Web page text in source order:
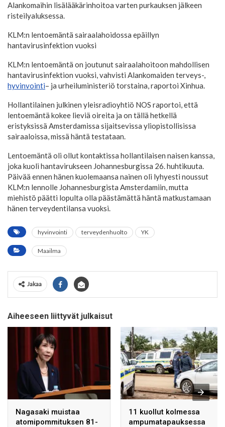
Alankomaihin lisälääkärinhoitoa varten purkauksen jälkeen
risteilyaluksessa.
KLM:n lentoemäntä sairaalahoidossa epäillyn
hantavirusinfektion vuoksi
KLM:n lentoemäntä on joutunut sairaalahoitoon mahdollisen
hantavirusinfektion vuoksi, vahvisti Alankomaiden terveys-,
hyvinvointi– ja urheiluministeriö torstaina, raportoi Xinhua.
Hollantilainen julkinen yleisradioyhtiö NOS raportoi, että
lentoemäntä kokee lieviä oireita ja on tällä hetkellä
eristyksissä Amsterdamissa sijaitsevissa yliopistollisissa
sairaaloissa, missä häntä testataan.
Lentoemäntä oli ollut kontaktissa hollantilaisen naisen kanssa,
joka kuoli hantavirukseen Johannesburgissa 26. huhtikuuta.
Päivää ennen hänen kuolemaansa nainen oli lyhyesti noussut
KLM:n lennolle Johannesburgista Amsterdamiin, mutta
miehistö päätti lopulta olla päästämättä häntä matkustamaan
hänen terveydentilansa vuoksi.
hyvinvointi terveydenhuolto YK
Maailma
Jakaa
Aiheeseen liittyvät julkaisut
Nagasaki muistaa
atomipommituksen 81-
11 kuollut kolmessa
ampumatapauksessa